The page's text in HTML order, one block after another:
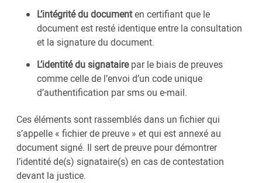
L’intégrité du documenten certifiant que le
document est resté identique entre la consultation
et la signature du document.
L’identité du signatairepar le biais de preuves
comme celle de l’envoi d’un code unique
d’authentification par sms ou e-mail.
Ces éléments sont rassemblés dans un fichier qui
s’appelle « fichier de preuve » et qui est annexé au
document signé. Il sert de preuve pour démontrer
l’identité de(s) signataire(s) en cas de contestation
devant la justice.